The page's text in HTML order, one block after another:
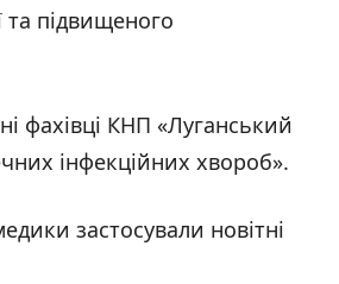
та підвищеного
фахівці КНП «Луганський
інфекційних хвороб».
застосували новітні